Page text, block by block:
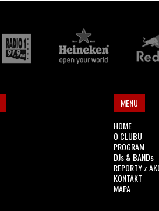
MENU
HOME
O CLUBU
PROGRAM
DJs & BANDs
REPORTY z
KONTAKT
MAPA